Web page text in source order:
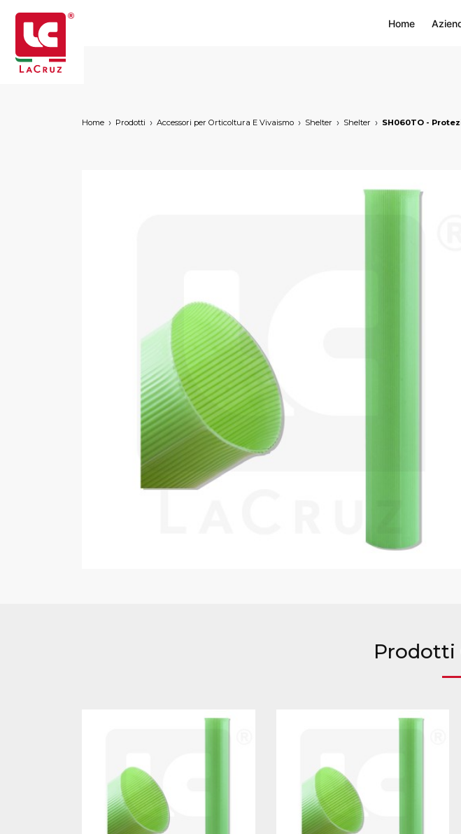
Home
Home Prodotti Accessori per Orticoltura E Vivaismo Shelter Shelter
Prodotti